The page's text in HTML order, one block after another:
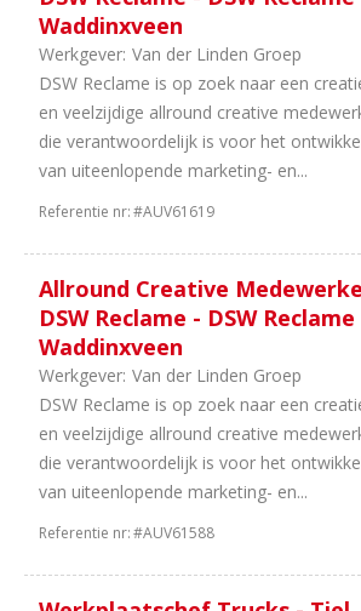
Waddinxveen
Werkgever: Van der Linden Groep
DSW Reclame is op zoek naar een
en veelzijdige allround creative
die verantwoordelijk is voor het
van uiteenlopende marketing- en...
Referentie nr:#AUV61619
Allround Creative
DSW Reclame - DSW Reclame
Waddinxveen
Werkgever: Van der Linden Groep
DSW Reclame is op zoek naar een
en veelzijdige allround creative
die verantwoordelijk is voor het
van uiteenlopende marketing- en...
Referentie nr:#AUV61588